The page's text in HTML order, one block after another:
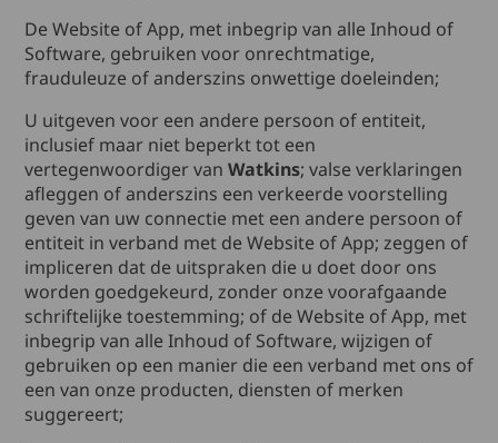
De Website of App, met inbegrip van alle Inhoud of
Software, gebruiken voor onrechtmatige,
frauduleuze of anderszins onwettige doeleinden;
U uitgeven voor een andere persoon of entiteit,
inclusief maar niet beperkt tot een
vertegenwoordiger van Watkins; valse verklaringen
afleggen of anderszins een verkeerde voorstelling
geven van uw connectie met een andere persoon of
entiteit in verband met de Website of App; zeggen of
impliceren dat de uitspraken die u doet door ons
worden goedgekeurd, zonder onze voorafgaande
schriftelijke toestemming; of de Website of App, met
inbegrip van alle Inhoud of Software, wijzigen of
gebruiken op een manier die een verband met ons of
een van onze producten, diensten of merken
suggereert;